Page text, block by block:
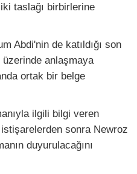
taslağı birbirlerine
Abdi'nin de katıldığı son
anlaşmaya
ortak bir belge
ilgili bilgi veren
sonra Newroz
duyurulacağını